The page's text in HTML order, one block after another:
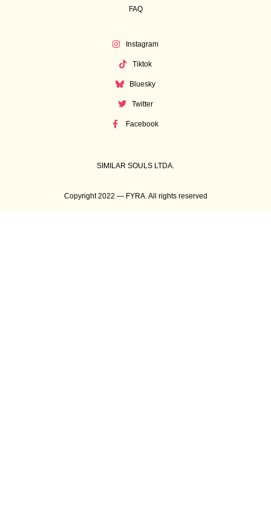
FAQ
Instagram
Tiktok
Bluesky
Twitter
Facebook
SIMILAR SOULS LTDA.
Copyright 2022 — FYRA. All rights reserved